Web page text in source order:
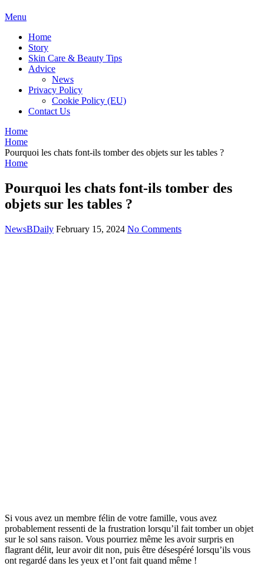
BDAILY
Menu
Home
Story
Skin Care & Beauty Tips
Advice
News
Privacy Policy
Cookie Policy (EU)
Contact Us
Home
Home
Pourquoi les chats font-ils tomber des objets sur les tables ?
Home
Pourquoi les chats font-ils tomber des
objets sur les tables ?
NewsBDaily February 15, 2024 No Comments
Si vous avez un membre félin de votre famille, vous avez
probablement ressenti de la frustration lorsqu’il fait tomber un objet
sur le sol sans raison. Vous pourriez même les avoir surpris en
flagrant délit, leur avoir dit non, puis être désespéré lorsqu’ils vous
ont regardé dans les yeux et l’ont fait quand même !